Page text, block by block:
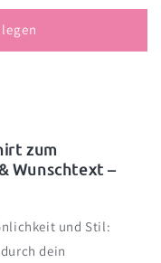
zum
Wunschtext –
und Stil:
dein